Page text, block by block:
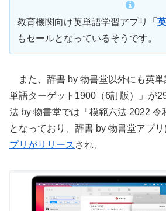
教育機関向け英単語学習アプリ 「
もセールとなっているそうです。
また、辞書 by 物書堂以外にも英
単語ターゲット1900（6訂版）」が
法 by 物書堂では「模範六法 2022 令
となっており、辞書 by 物書堂アプリ
プリがリリース され、